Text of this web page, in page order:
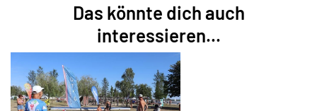
Das könnte dich auch
interessieren...